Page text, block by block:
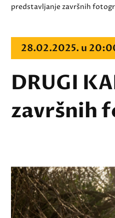
predstavljanje završnih
28.02.2025. u
DRUGI
završnih